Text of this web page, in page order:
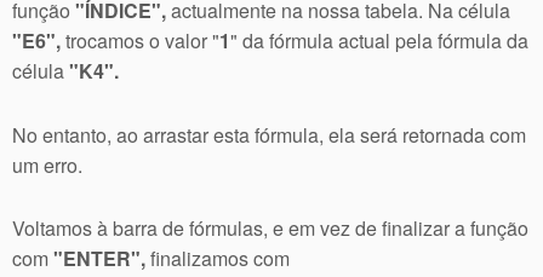
função "ÍNDICE",actualmente na nossa tabela. Na célula
"E6",trocamos o valor "1" da fórmula actual pela fórmula da
célula"K4".
No entanto, ao arrastar esta fórmula, ela será retornada com
um erro.
Voltamos à barra de fórmulas, e em vez de finalizar a função
com"ENTER",finalizamos com